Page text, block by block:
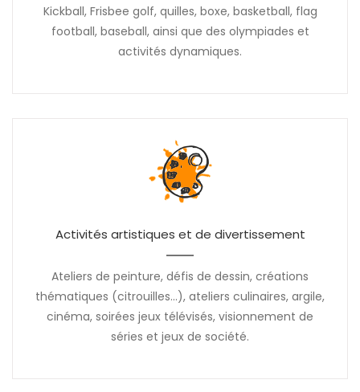
Kickball, Frisbee golf, quilles, boxe, basketball, flag
football, baseball, ainsi que des olympiades et
activités dynamiques.
Activités artistiques et de divertissement
Ateliers de peinture, défis de dessin, créations
thématiques (citrouilles...), ateliers culinaires, argile,
cinéma, soirées jeux télévisés, visionnement de
séries et jeux de société.